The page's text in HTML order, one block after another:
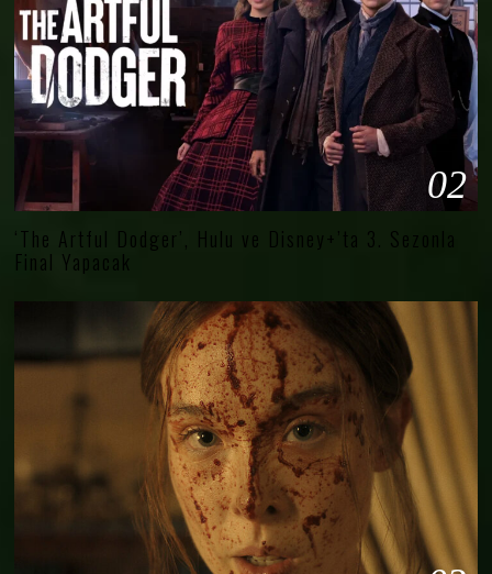
02
‘The Artful Dodger’, Hulu ve Disney+’ta 3. Sezonla
Final Yapacak